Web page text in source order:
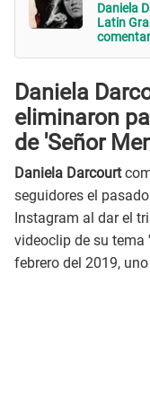
Daniela
Latin
Daniela
eliminaron
de 'Señor
Daniela Darcourt
seguidores el
Instagram al dar el
videoclip de su tema '
febrero del 2019,